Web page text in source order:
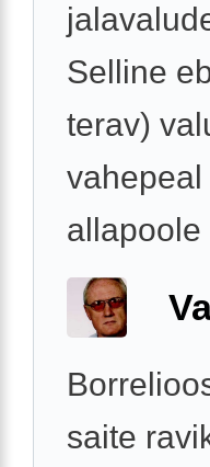
Selline
terav)
allapoole
saite